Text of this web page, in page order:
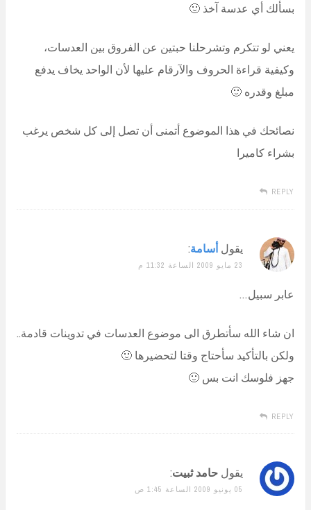
بسألك أي عدسة آخذ 🙂
يعني لو تتكرم وتشرحلنا حبتين عن الفروق بين العدسات،
وكيفية قراءة الحروف والآرقام عليها لأن الواحد يخاف يدفع
مبلغ وقدره 🙂
نصائحك في هذا الموضوع أتمنى أن تصل إلى كل شخص يرغب
بشراء كاميرا
REPLY
يقول أسامة:
23 مايو 2009 الساعة 11:32 م
عابر سبيل…
ان شاء الله سأتطرق الى موضوع العدسات في تدوينات قادمة..
ولكن بالتأكيد سأحتاج وقتا لتحضيرها 🙂
جهز فلوسك انت بس 🙂
REPLY
يقول حامد ثبيت:
05 يونيو 2009 الساعة 1:45 ص